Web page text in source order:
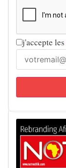
j'accepte les